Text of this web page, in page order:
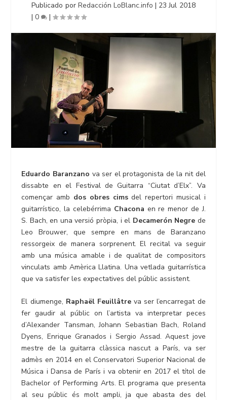
Publicado por Redacción LoBlanc.info | 23 Jul 2018
|0 |
Eduardo Baranzano va ser el protagonista de la nit del
dissabte en el Festival de Guitarra “Ciutat d’Elx”. Va
començar amb dos obres cimsdel repertori musical i
guitarrístico, la celebérrima Chacona en re menor de J.
S. Bach, en una versió pròpia, i el Decamerón Negre de
Leo Brouwer, que sempre en mans de Baranzano
ressorgeix de manera sorprenent. El recital va seguir
amb una música amable i de qualitat de compositors
vinculats amb Amèrica Llatina. Una vetlada guitarrística
que va satisfer les expectatives del públic assistent.
El diumenge, Raphaël Feuillâtreva ser l’encarregat de
fer gaudir al públic on l’artista va interpretar peces
d’Alexander Tansman, Johann Sebastian Bach, Roland
Dyens, Enrique Granados i Sergio Assad. Aquest jove
mestre de la guitarra clàssica nascut a París, va ser
admès en 2014 en el Conservatori Superior Nacional de
Música i Dansa de París i va obtenir en 2017 el títol de
Bachelor of Performing Arts. El programa que presenta
al seu públic és molt ampli, ja que abasta des del